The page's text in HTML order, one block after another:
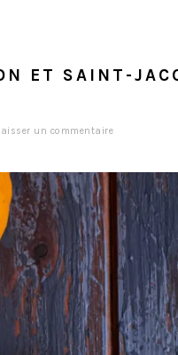
ET SAINT-
un commentaire